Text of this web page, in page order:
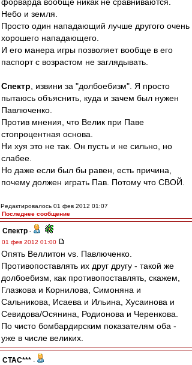
Небо и земля.
Просто один нападающий лучше другого очень
хорошего нападающего.
И его манера игры позволяет вообще в его
паспорт с возрастом не заглядывать.
Спектр , извини за "долбоебизм". Я просто
пытаюсь объяснить, куда и зачем был нужен
Павлюченко.
Против мнения, что Велик при Паве
стопроцентная основа.
Ни хуя это не так. Он пусть и не сильно, но
слабее.
Но даже если был бы равен, есть причина,
почему должен играть Пав. Потому что СВОЙ.
Редактировалось 01 фев 2012 01:07
Последнее сообщение
Спектр -
01 фев 2012 01:00
Опять Веллитон vs. Павлюченко.
Противопоставлять их друг другу - такой же
долбоебизм, как противопоставлять, скажем,
Глазкова и Корнилова, Симоняна и
Сальникова, Исаева и Ильина, Хусаинова и
Севидова/Осянина, Родионова и Черенкова.
По чисто бомбардирским показателям оба -
уже в числе великих.
CTAC*** -